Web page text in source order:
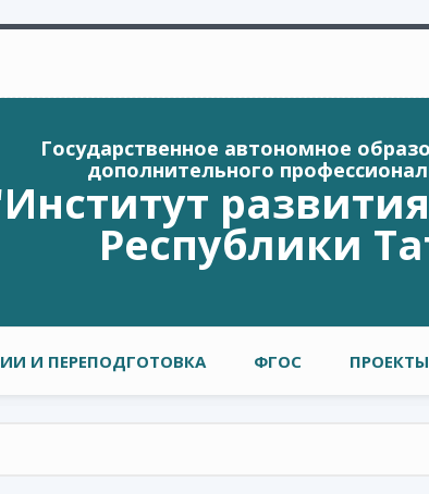
Государственное автономное
дополнительного
Республики
И ПЕРЕПОДГОТОВКА ФГОС ПРОЕКТЫ